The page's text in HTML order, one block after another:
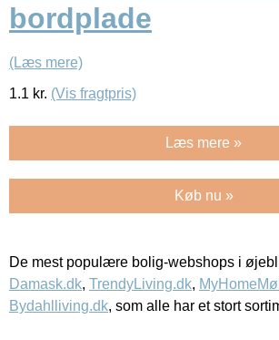
bordplade
(Læs mere)
1.1 kr. (Vis fragtpris)
Læs mere »
Køb nu »
De mest populære bolig-webshops i
Damask.dk, TrendyLiving.dk,
Bydahlliving.dk, som alle har et stort